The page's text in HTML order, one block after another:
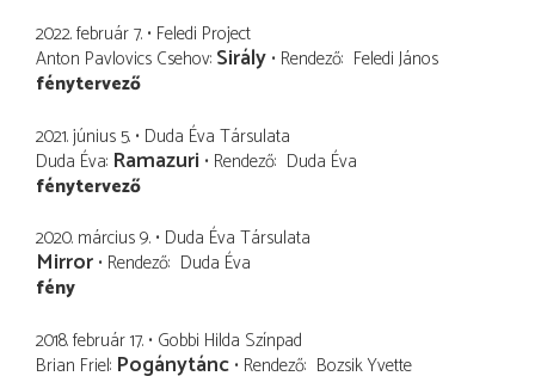
2022. február 7. Feledi Project
Anton Pavlovics Csehov Sirály Rendező Feledi János
fénytervező
2021. június 5. Duda Éva Társulata
Duda Éva Ramazuri Rendező Duda Éva
fénytervező
2020. március 9. Duda Éva Társulata
Mirror Rendező Duda Éva
fény
2018. február 17. Gobbi Hilda Színpad
Brian Friel Pogánytánc Rendező Bozsik Yvette